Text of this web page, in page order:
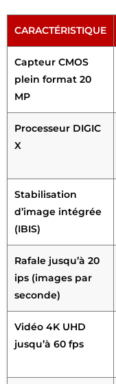
CARACTÉRISTIQUE
Capteur CMOS
plein format 20
MP
Processeur DIGIC
X
Stabilisation
d’image intégrée
(IBIS)
Rafale jusqu’à 20
ips (images par
seconde)
Vidéo 4K UHD
jusqu’à 60 fps